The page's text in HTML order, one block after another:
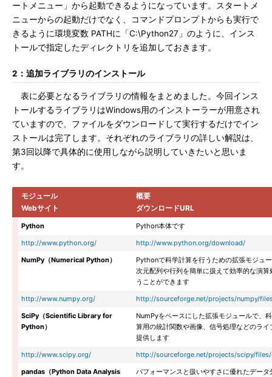
ートメニュー」から起動できるようになっています。スタートメ
ニューからの起動だけでなく、コマンドプロンプトからも実行で
きるように環境変数 PATHに「C:\Python27」のように、インス
トールで指定したディレクトリを追加しておきます。
2：追加ライブラリのインストール
表に必要となるライブラリの情報をまとめました。今回インス
トールするライブラリはWindows用のインストーラーが用意され
ていますので、ファイルをダウンロードして実行するだけでイン
ストールは完了します。それぞれのライブラリの詳しい解説は、
第3回以降で具体的に使用しながら説明していきたいと思いま
す。
モジュール
Webサイト
概要
ダウンロードURL
Python
Python本体です
http://www.python.org/
http://www.python.org/download/
NumPy（Numerical Python）
Pythonで科学計算を行うための拡張モジュ
次元配列や行列を簡単に扱えて効率的な演算
うことができます
http://www.numpy.org/
http://sourceforge.net/projects/numpy/
SciPy（Scientific Library for
Python）
NumPyをベースにした拡張モジュールで、
算用の統計関数や画像、信号処理などのライ
提供します
http://www.scipy.org/
http://sourceforge.net/projects/scipy/
pandas（Python Data Analysis
パフォーマンスと扱いやすさに優れたデータ